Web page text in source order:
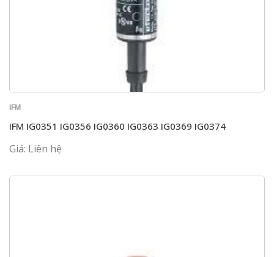
IFM
IFM IG0351 IG0356 IG0360 IG0363 IG0369 IG0374
Giá: Liên hệ